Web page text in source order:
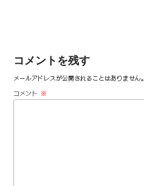
コメントを残す
メールアドレスが公開されることはありません。
コメント ※